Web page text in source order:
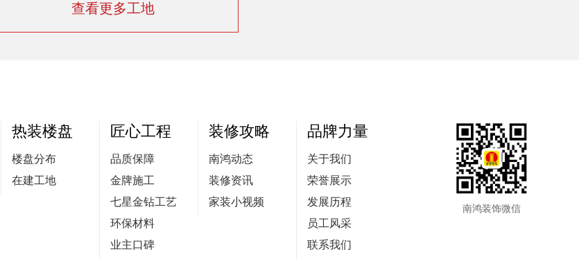
查看更多工地
热装楼盘
楼盘分布
在建工地
匠心工程
品质保障
金牌施工
七星金钻工艺
环保材料
业主口碑
装修攻略
南鸿动态
装修资讯
家装小视频
品牌力量
关于我们
荣誉展示
发展历程
员工风采
联系我们
南鸿装饰微信